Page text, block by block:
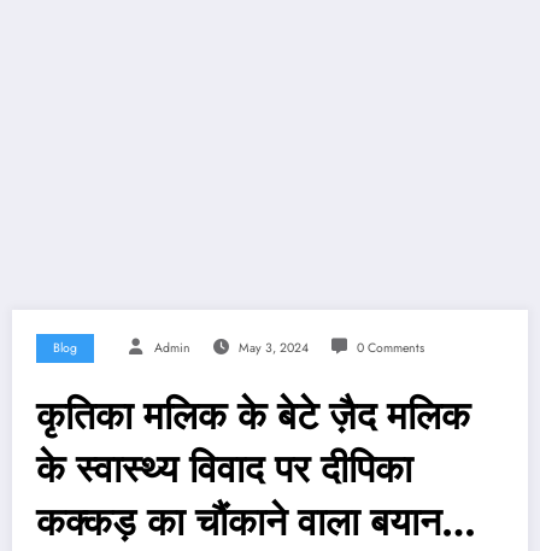
Blog Admin May 3, 2024 0 Comments
कृतिका मलिक के बेटे ज़ैद मलिक
के स्वास्थ्य विवाद पर दीपिका
कक्कड़ का चौंकाने वाला बयान…